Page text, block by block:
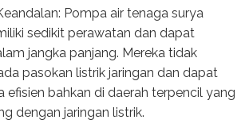
Pompa air tenaga surya
sedikit perawatan dan dapat
jangka panjang. Mereka tidak
pasokan listrik jaringan dan dapat
efisien bahkan di daerah terpencil yang
dengan jaringan listrik.